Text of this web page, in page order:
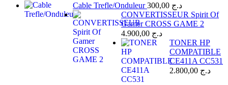
Cable Trefle/Onduleur د.ج
CONVERTISSEUR Spirit Of
Gamer CROSS GAME 2
د.ج
TONER HP
COMPATIBLE
CE411A CC531
د.ج